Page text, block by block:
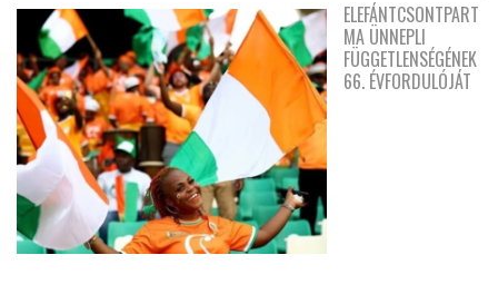
ELEFÁNTCSONTPART
MA ÜNNEPLI
FÜGGETLENSÉGÉNEK
66. ÉVFORDULÓJÁT